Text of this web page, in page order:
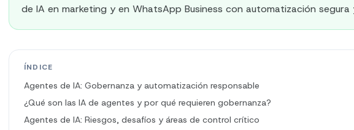
de IA en marketing y en WhatsApp Business con automatización
ÍNDICE
Agentes de IA: Gobernanza y automatización responsable
¿Qué son las IA de agentes y por qué requieren gobernanza?
Agentes de IA: Riesgos, desafíos y áreas de control crítico